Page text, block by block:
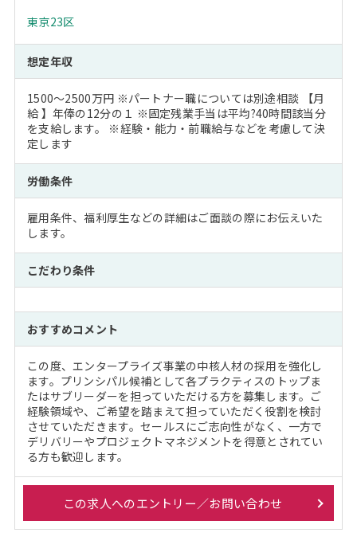
東京23区
想定年収
1500～2500万円 ※パートナー職については別途相談 【月
給 】年俸の12分の１ ※固定残業手当は平均?40時間該当分
を支給します。 ※経験・能力・前職給与などを考慮して決
定します
労働条件
雇用条件、福利厚生などの詳細はご面談の際にお伝えいた
します。
こだわり条件
おすすめコメント
この度、エンタープライズ事業の中核人材の採用を強化し
ます。プリンシパル候補として各プラクティスのトップま
たはサブリーダーを担っていただける方を募集します。ご
経験領域や、ご希望を踏まえて担っていただく役割を検討
させていただきます。セールスにご志向性がなく、一方で
デリバリーやプロジェクトマネジメントを得意とされてい
る方も歓迎します。
この求人へのエントリー／お問い合わせ